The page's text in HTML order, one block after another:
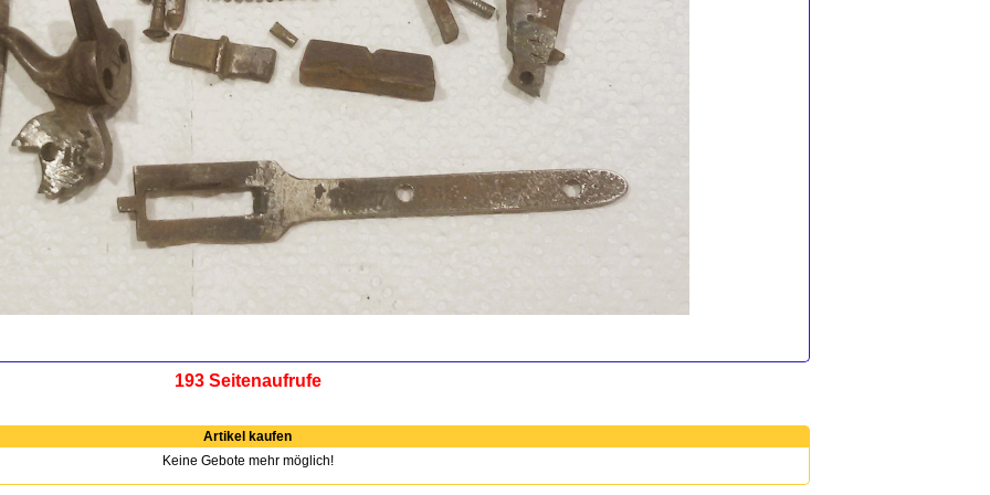
193 Seitenaufrufe
Artikel kaufen
Keine Gebote mehr möglich!